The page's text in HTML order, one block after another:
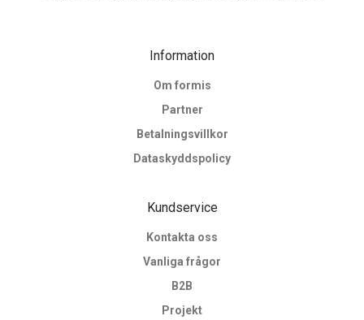
Information
Om formis
Partner
Betalningsvillkor
Dataskyddspolicy
Kundservice
Kontakta oss
Vanliga frågor
B2B
Projekt